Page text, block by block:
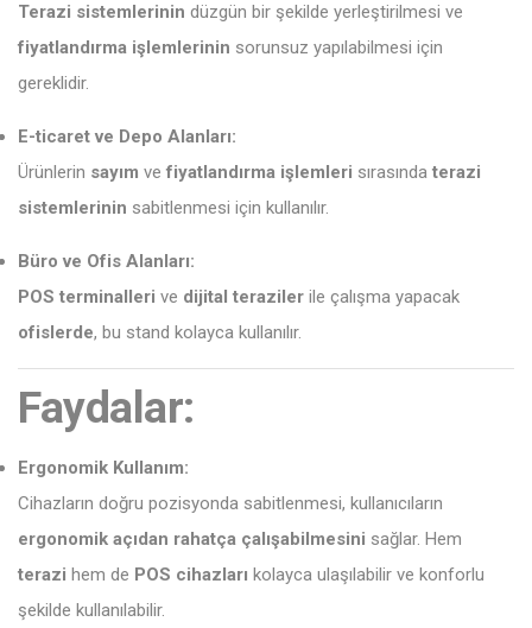
Terazi sistemlerinin düzgün bir şekilde yerleştirilmesi ve
fiyatlandırma işlemlerinin sorunsuz yapılabilmesi için
gereklidir.
E-ticaret ve Depo Alanları:
Ürünlerin sayım vefiyatlandırma işlemleri sırasında terazi
sistemlerinin sabitlenmesi için kullanılır.
Büro ve Ofis Alanları:
POS terminalleri ve dijital teraziler ile çalışma yapacak
ofislerde, bu stand kolayca kullanılır.
Faydalar:
Ergonomik Kullanım:
Cihazların doğru pozisyonda sabitlenmesi, kullanıcıların
ergonomik açıdan rahatça çalışabilmesini sağlar. Hem
terazi hem de POS cihazları kolayca ulaşılabilir ve konforlu
şekilde kullanılabilir.